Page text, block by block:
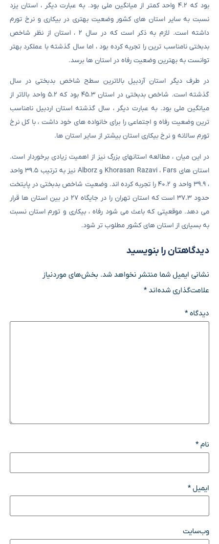
بود که ۴.۲ واحد کمتر از میانگین ملی بود. به عبارت دیگر ، استان یزد
نسبت به سایر استان های کشور وضعیت بهتری در بیکاری و نرخ تورم
داشته است. لازم به ذکر است که در سال ۲ ، استان از نظر شاخص
بدبختی نامناسب ترین را تجربه کرده بود ، اما سال گذشته با عملکرد بهتر
توانست به بهترین وضعیت رفاه در استان ها برسد.
در طرف دیگر استان آردبیل بالاترین سطح شاخص بدبختی در سال
گذشته است. شاخص بدبختی در استان ۴۵.۳ بود که ۵.۲ واحد بالاتر از
میانگین ملی بود. به عبارت دیگر ، سال گذشته استان اردبیل نامناسب
ترین وضعیت رفاه و اجتماعی را برای خانواده های خود داشت ، با کل نرخ
تورم سالانه و نرخ بیکاری استان بیشتر از سایر استان ها.
در این میان ، مطالعه استانهای بزرگ نیز از اهمیت زیادی برخوردار است.
استان های Khorasan Razavi ، Fars و Alborz نیز به ترتیب ۳۹.۵ واحد
، ۳۹.۹ واحد و ۴۰.۲ را تجربه کرده اند. وضعیت شاخص بدبختی در پایتخت
حدود ۳۷.۳ است که استان تهران را در جایگاه ۲۷ در بین استان ها قرار
می دهد. موقعیتی که باعث می شود رفاه ، بیکاری و تورم استان نسبت
به بسیاری از استان های کشور مطلوب تر شود.
دیدگاهتان را بنویسید
نشانی ایمیل شما منتشر نخواهد شد. بخش‌های موردنیاز
علامت‌گذاری شده‌اند*
دیدگاه*
نام*
ایمیل*
وب‌سایت